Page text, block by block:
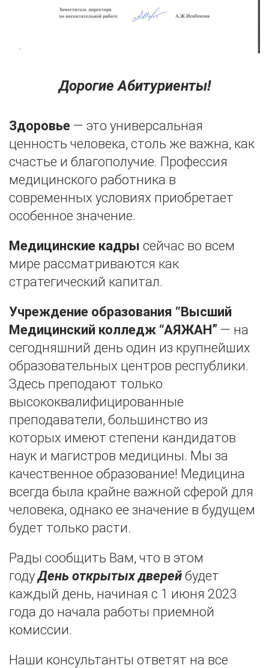
Дорогие Абитуриенты!
Здоровье — это универсальная
ценность человека, столь же важна, как
счастье и благополучие. Профессия
медицинского работника в
современных условиях приобретает
особенное значение.
Медицинские кадры сейчас во всем
мире рассматриваются как
стратегический капитал.
Учреждение образования “Высший
Медицинский колледж “АЯЖАН” — на
сегодняшний день один из крупнейших
образовательных центров республики.
Здесь преподают только
высококвалифицированные
преподаватели, большинство из
которых имеют степени кандидатов
наук и магистров медицины. Мы за
качественное образование! Медицина
всегда была крайне важной сферой для
человека, однако ее значение в будущем
будет только расти.
Рады сообщить Вам, что в этом
годуДень открытых дверей будет
каждый день, начиная с 1 июня 2023
года до начала работы приемной
комиссии.
Наши консультанты ответят на все